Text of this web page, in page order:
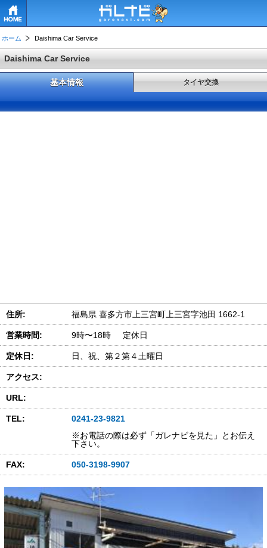
ホーム Daishima Car Service
Daishima Car Service
基本情報 タイヤ交換
住所: 福島県 喜多方市上三宮町上三宮字池田 1662-1
営業時間: 9時〜18時 定休日
定休日: 日、祝、第２第４土曜日
アクセス:
URL:
TEL:
0241-23-9821
※お電話の際は必ず「ガレナビを見た」とお伝え
下さい。
FAX: 050-3198-9907